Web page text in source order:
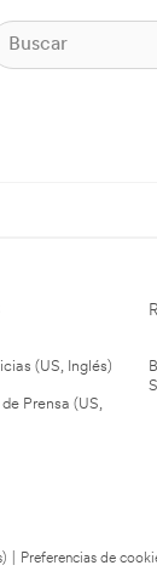
(US, Inglés)
Prensa (US,
Preferencias de